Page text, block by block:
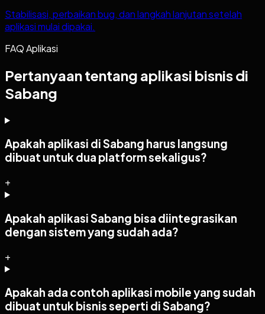
Stabilisasi, perbaikan bug, dan langkah lanjutan setelah
aplikasi mulai dipakai.
FAQ Aplikasi
Pertanyaan tentang aplikasi bisnis di
Sabang
Apakah aplikasi di Sabang harus langsung
dibuat untuk dua platform sekaligus?
+
Apakah aplikasi Sabang bisa diintegrasikan
dengan sistem yang sudah ada?
+
Apakah ada contoh aplikasi mobile yang sudah
dibuat untuk bisnis seperti di Sabang?